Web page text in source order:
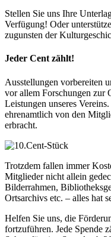
Stellen Sie uns Ihre
Verfügung! Oder
zugunsten der
Jeder Cent zählt!
Ausstellungen vorbereiten
vor allem Forschungen zur
Leistungen unseres
ehrenamtlich von den
erbracht.
Trotzdem fallen immer
Mitglieder nicht allein
Bilderrahmen,
Ortsarchivs etc. – alles hat
Helfen Sie uns, die
fortzuführen. Jede Spende